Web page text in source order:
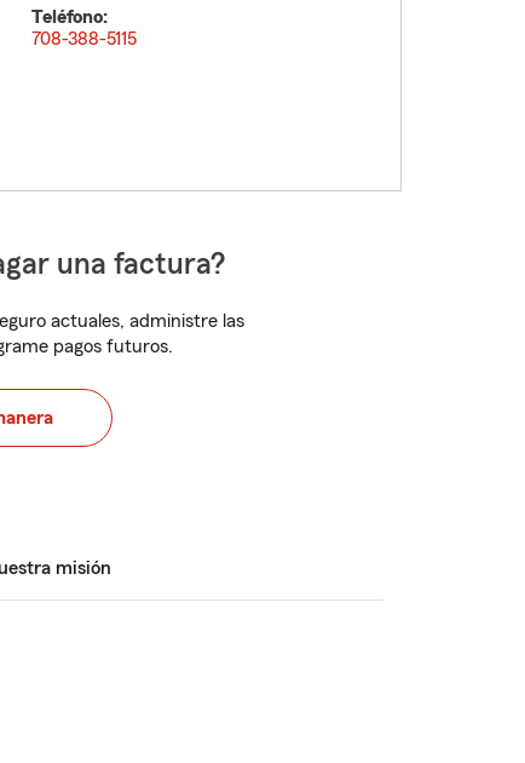
Teléfono:
708-388-5115
una factura?
actuales, administre las
pagos futuros.
misión